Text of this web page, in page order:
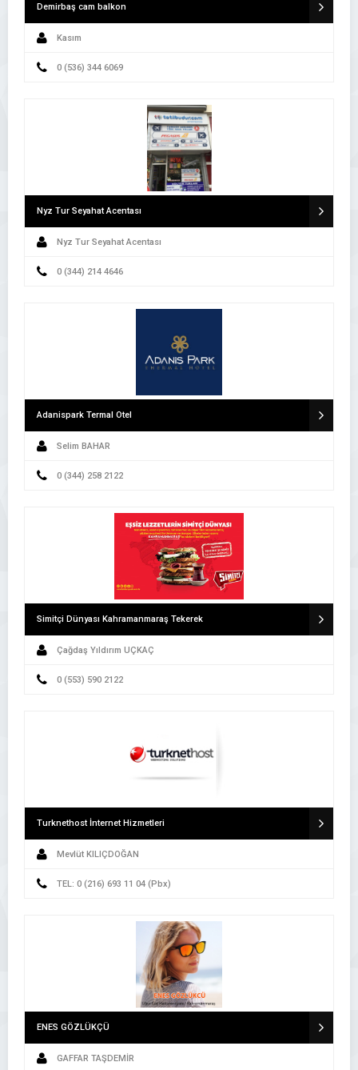
Demirbaş cam balkon
Kasım
0 (536) 344 6069
Nyz Tur Seyahat Acentası
Nyz Tur Seyahat Acentası
0 (344) 214 4646
Adanispark Termal Otel
Selim BAHAR
0 (344) 258 2122
Simitçi Dünyası Kahramanmaraş Tekerek
Çağdaş Yıldırım UÇKAÇ
0 (553) 590 2122
Turknethost İnternet Hizmetleri
Mevlüt KILIÇDOĞAN
TEL: 0 (216) 693 11 04 (Pbx)
ENES GÖZLÜKÇÜ
GAFFAR TAŞDEMİR